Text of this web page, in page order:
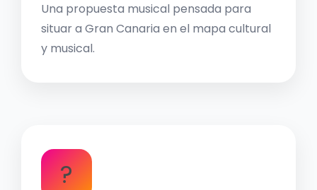
Una propuesta musical pensada para
situar a Gran Canaria en el mapa cultural
y musical.
?